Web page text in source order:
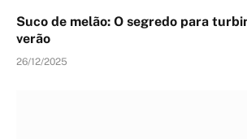
Suco de melão: O segredo para
verão
26/12/2025